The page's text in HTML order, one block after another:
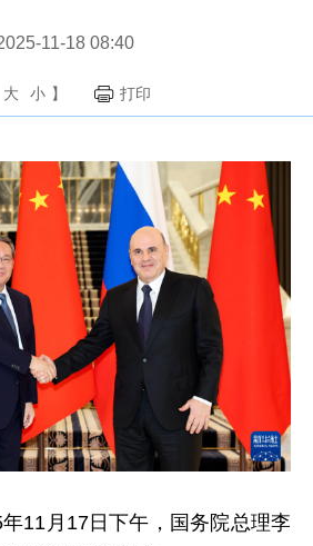
11-18 08:40
大 小 】 打印
11月17日下午，国务院总理李